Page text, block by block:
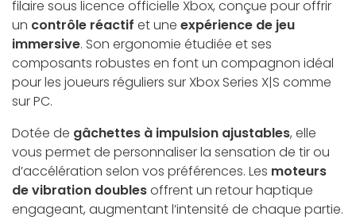
filaire sous licence officielle Xbox, conçue pour offrir
un contrôle réactif et une expérience de jeu
immersive. Son ergonomie étudiée et ses
composants robustes en font un compagnon idéal
pour les joueurs réguliers sur Xbox Series X|S comme
sur PC.
Dotée de gâchettes à impulsion ajustables, elle
vous permet de personnaliser la sensation de tir ou
d’accélération selon vos préférences. Les moteurs
de vibration doublesoffrent un retour haptique
engageant, augmentant l’intensité de chaque partie.